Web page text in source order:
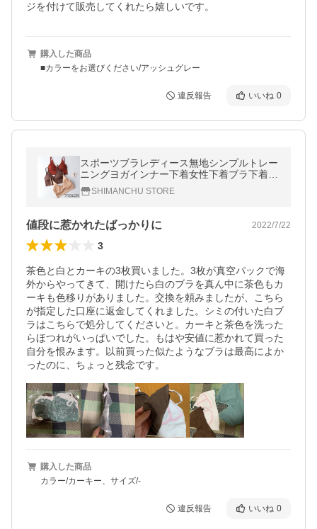
ジを付けて販売してくれたら嬉しいです。
購入した商品
■カラーをお選びください/アッシュグレー
違反報告 いいね 0
スポーツブラレディース無地シンプルトレー
ニングヨガインナー下着女性下着ブラ下着フ
ィットネスジムスポーツランニング
SHIMANCHU STORE
値段に惹かれたばっかりに 2022/7/22
3
茶色と白とカーキの3枚買いました。3枚が真空パックで海
外からやってきて、開けたら白のブラを真ん中に茶色もカ
ーキも色移りがありました。交換を頼みましたが、こちら
が指定した口座に返金してくれました。シミの付いた白ブ
ラはこちらで処分してくださいと。カーキと茶色を洗った
らほつれがいっぱいでした。もはや安値に惹かれて買った
自分を恨みます。以前買った似たようなブラは最高によか
ったのに、ちょっと残念です。
購入した商品
カラー/カーキー、サイズ/-
違反報告 いいね 0